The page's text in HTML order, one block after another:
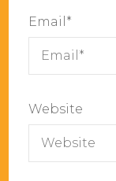
Email *
Website